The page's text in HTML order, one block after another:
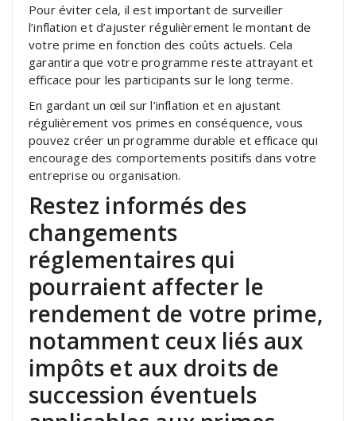
Pour éviter cela, il est important de surveiller
l’inflation et d’ajuster régulièrement le montant de
votre prime en fonction des coûts actuels. Cela
garantira que votre programme reste attrayant et
efficace pour les participants sur le long terme.
En gardant un œil sur l’inflation et en ajustant
régulièrement vos primes en conséquence, vous
pouvez créer un programme durable et efficace qui
encourage des comportements positifs dans votre
entreprise ou organisation.
Restez informés des
changements
réglementaires qui
pourraient affecter le
rendement de votre prime,
notamment ceux liés aux
impôts et aux droits de
succession éventuels